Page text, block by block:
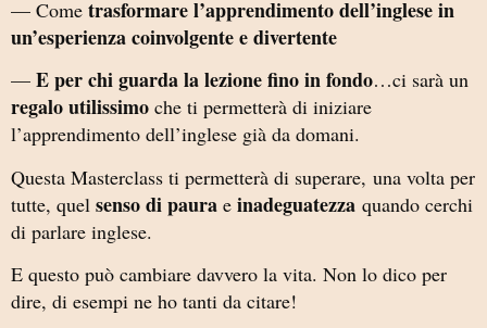
— Come trasformare l’apprendimento dell’inglese in
un’esperienza coinvolgente e divertente
— E per chi guarda la lezione fino in fondo…ci sarà un
regalo utilissimo che ti permetterà di iniziare
l’apprendimento dell’inglese già da domani.
Questa Masterclass ti permetterà di superare, una volta per
tutte, quel senso di paura e inadeguatezza quando cerchi
di parlare inglese.
E questo può cambiare davvero la vita. Non lo dico per
dire, di esempi ne ho tanti da citare!